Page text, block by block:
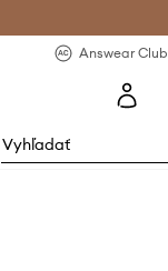
Answear Club